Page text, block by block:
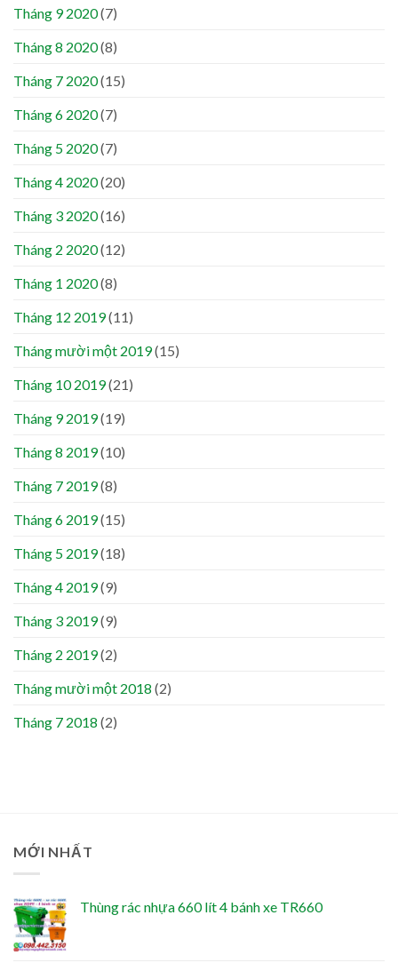
Tháng 9 2020(7)
Tháng 8 2020(8)
Tháng 7 2020(15)
Tháng 6 2020(7)
Tháng 5 2020(7)
Tháng 4 2020(20)
Tháng 3 2020(16)
Tháng 2 2020(12)
Tháng 1 2020(8)
Tháng 12 2019(11)
Tháng mười một 2019(15)
Tháng 10 2019(21)
Tháng 9 2019(19)
Tháng 8 2019(10)
Tháng 7 2019(8)
Tháng 6 2019(15)
Tháng 5 2019(18)
Tháng 4 2019(9)
Tháng 3 2019(9)
Tháng 2 2019(2)
Tháng mười một 2018 (2)
Tháng 7 2018 (2)
MỚI NHẤT
Thùng rác nhựa 660 lít 4 bánh xe TR660